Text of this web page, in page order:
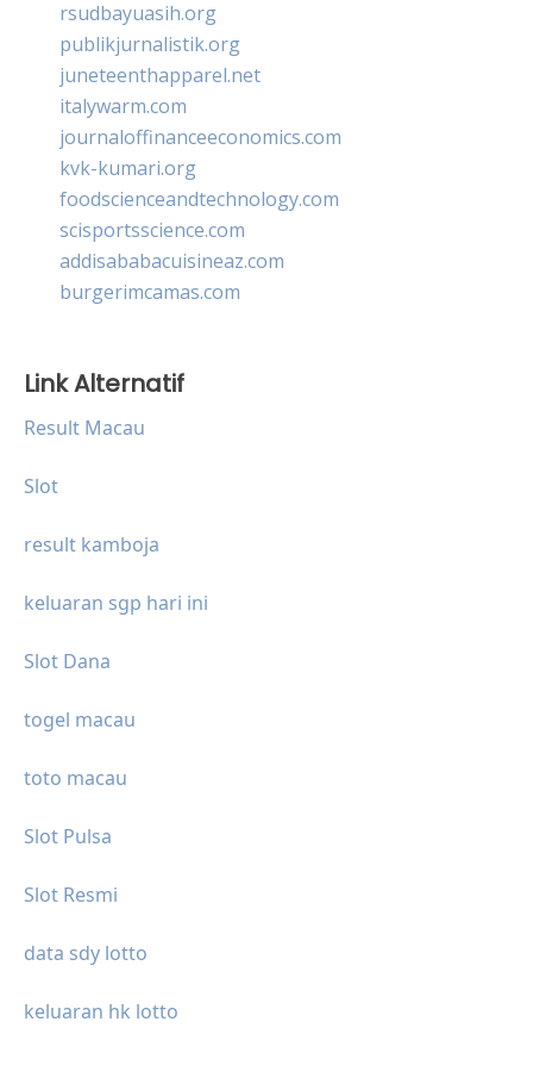
rsudbayuasih.org
publikjurnalistik.org
juneteenthapparel.net
italywarm.com
journaloffinanceeconomics.com
kvk-kumari.org
foodscienceandtechnology.com
scisportsscience.com
addisababacuisineaz.com
burgerimcamas.com
Link Alternatif
Result Macau
Slot
result kamboja
keluaran sgp hari ini
Slot Dana
togel macau
toto macau
Slot Pulsa
Slot Resmi
data sdy lotto
keluaran hk lotto